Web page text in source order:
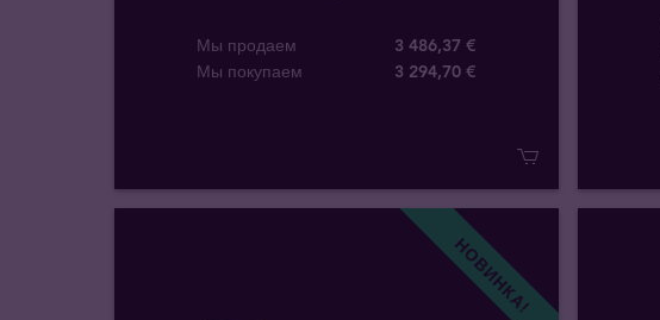
Мы продаем
3 486,37 €
Мы покупаем
3 294,70 €
НОВИНКА!